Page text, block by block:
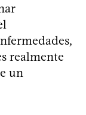
realmente
un